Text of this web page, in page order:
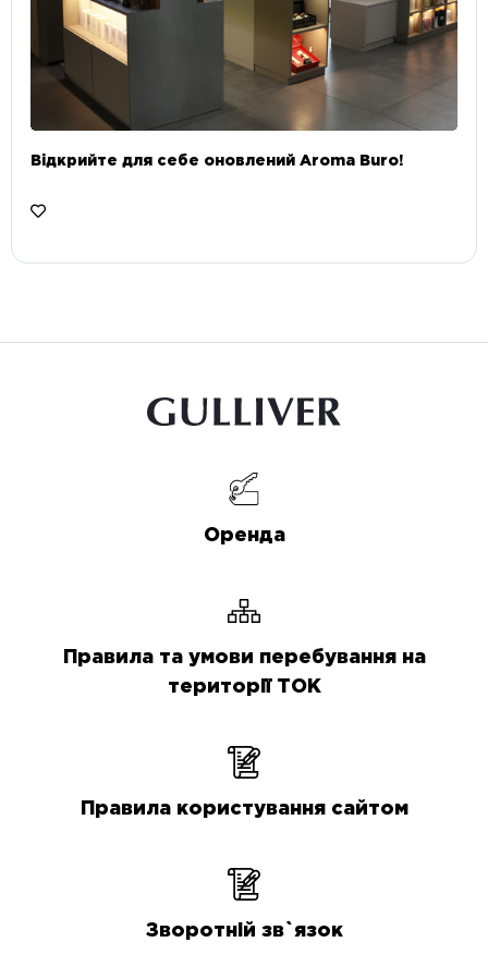
Відкрийте для себе оновлений Aroma Buro! ⠀
Оренда
Правила та умови перебування на
території ТОК
Правила користування сайтом
Зворотній зв`язок